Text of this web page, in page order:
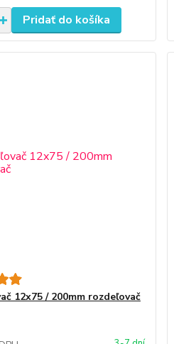
Pridať do košíka
12x75 / 200mm rozdeľovač